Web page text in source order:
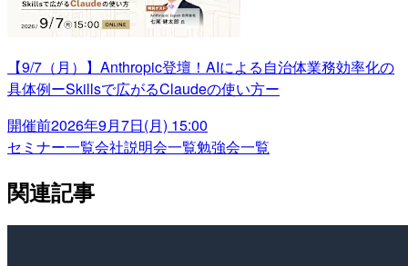
【9/7（月）】Anthropic登壇！AIによる自治体業務効率化の
具体例ーSkillsで広がるClaudeの使い方ー
開催前2026年9月7日(月) 15:00
セミナー一覧会社説明会一覧勉強会一覧
関連記事